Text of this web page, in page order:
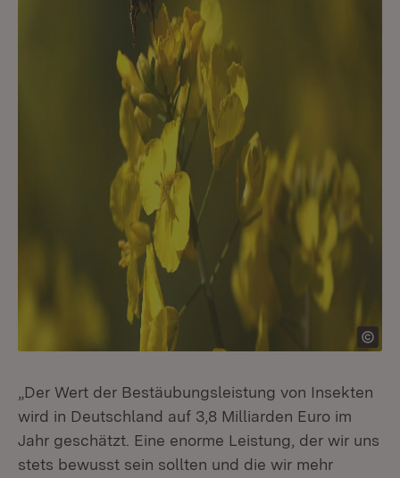
„Der Wert der Bestäubungsleistung von Insekten
wird in Deutschland auf 3,8 Milliarden Euro im
Jahr geschätzt. Eine enorme Leistung, der wir uns
stets bewusst sein sollten und die wir mehr